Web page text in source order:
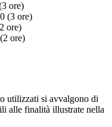
ore)
(3 ore)
ore)
ore)
utilizzati si avvalgono di
alle finalità illustrate nella